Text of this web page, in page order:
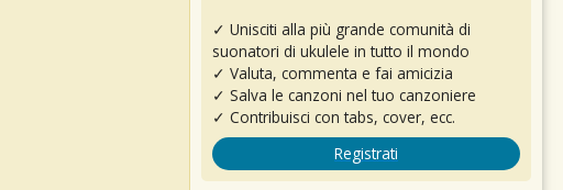
✓ Unisciti alla più grande comunità di
suonatori di ukulele in tutto il mondo
✓ Valuta, commenta e fai amicizia
✓ Salva le canzoni nel tuo canzoniere
✓ Contribuisci con tabs, cover, ecc.
Registrati